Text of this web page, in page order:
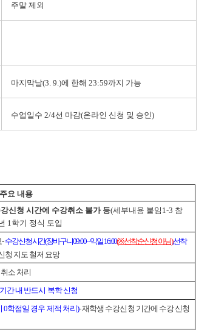
주말 제외
마지막날(3. 9.)에 한해 23:59까지 가능
수업일수 2/4선 마감(온라인 신청 및 승인)
주요 내용
신청 시간에 수강취소 불가 등(세부내용 붙임1-3 참
1학기 정식 도입
-수강신청 시간(장바구니 09:00 ~ 익일 16:00(※ 선착순 신청 아님), 선착
청 지도 철저 요망
소 처리
간 내 반드시 복학 신청
0학점일 경우 제적 처리)- 재학생 수강신청 기간에 수강 신청